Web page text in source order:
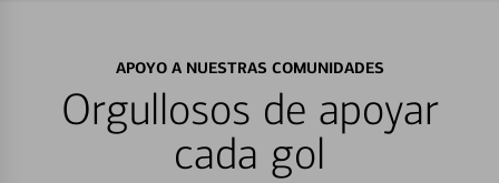
APOYO A NUESTRAS COMUNIDADES
Orgullosos de apoyar
cada gol